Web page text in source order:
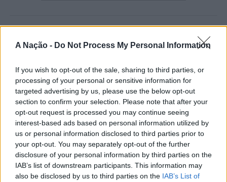
A Nação - Do Not Process My Personal Information
If you wish to opt-out of the sale, sharing to third parties, or
processing of your personal or sensitive information for
targeted advertising by us, please use the below opt-out
section to confirm your selection. Please note that after your
opt-out request is processed you may continue seeing
interest-based ads based on personal information utilized by
us or personal information disclosed to third parties prior to
your opt-out. You may separately opt-out of the further
disclosure of your personal information by third parties on the
IAB’s list of downstream participants. This information may
also be disclosed by us to third parties on the IAB’s List of
início de uma competição que voltou a colocar o
concelho no centro do calendário internacional do
Apesar das desistências de última hora de jogadores
como Casper Ruud (Noruega), Alejandro Davidovich
Fokina (Espanha) e Matteo Arnaldi (Itália), a prova
apresentou um quadro competitivo de elevado nível,
liderado pelo russo Andrey Rublev, primeiro cabeça de
série, pelo italiano Luciano Darderi, pelo chileno
Alejandro Tabilo e pelo belga Alexander Blockx.
Um dos momentos mais aguardados da semana foi
também o regresso do suíço Stan Wawrinka ao Estoril,
Castelo Branco: “Bienal
Internacional de Artes e Ofícios”
promete afirmar artesanato,
património e inovação como
“motores de desenvolvimento
económico e cultural” do município
português
Publicado 17 horas atrás on 07/08/2026
Por Ígor Lopes